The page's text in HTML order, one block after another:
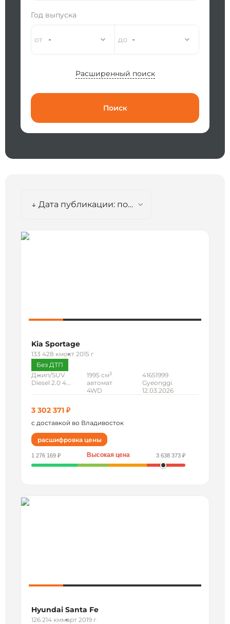
Год выпуска
- -
Расширенный поиск
Поиск
↓ Дата публикации: по убыванию
Kia Sportage
133 428 кмокт 2015 г
Без ДТП
Джип/SUV
Diesel 2.0 4...
1995 см3
автомат
4WD
41651999
Gyeonggi
12.03.2026
3 302 371 ₽
с доставкой во Владивосток
расшифровка цены
1 276 169 ₽ Высокая цена 3 638 373 ₽
Hyundai Santa Fe
126 214 кммарт 2019 г